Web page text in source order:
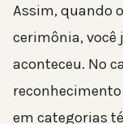
Assim, quando
cerimônia, você
aconteceu. No
em categorias